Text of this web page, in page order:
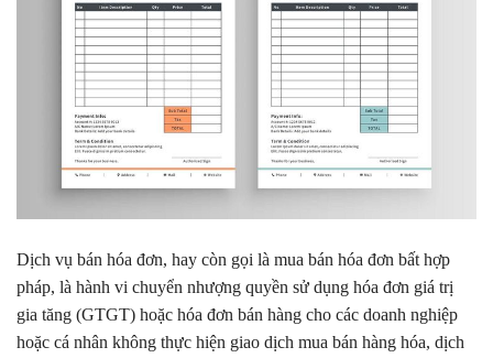
Dịch vụ bán hóa đơn, hay còn gọi là mua bán hóa đơn bất hợp
pháp, là hành vi chuyển nhượng quyền sử dụng hóa đơn giá trị
gia tăng (GTGT) hoặc hóa đơn bán hàng cho các doanh nghiệp
hoặc cá nhân không thực hiện giao dịch mua bán hàng hóa, dịch